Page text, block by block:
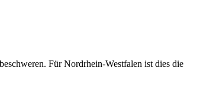
Für Nordrhein-Westfalen ist dies die